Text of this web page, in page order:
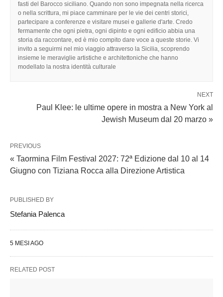
fasti del Barocco siciliano. Quando non sono impegnata nella ricerca
o nella scrittura, mi piace camminare per le vie dei centri storici,
partecipare a conferenze e visitare musei e gallerie d'arte. Credo
fermamente che ogni pietra, ogni dipinto e ogni edificio abbia una
storia da raccontare, ed è mio compito dare voce a queste storie. Vi
invito a seguirmi nel mio viaggio attraverso la Sicilia, scoprendo
insieme le meraviglie artistiche e architettoniche che hanno
modellato la nostra identità culturale
NEXT
Paul Klee: le ultime opere in mostra a New York al
Jewish Museum dal 20 marzo »
PREVIOUS
« Taormina Film Festival 2027: 72ª Edizione dal 10 al 14
Giugno con Tiziana Rocca alla Direzione Artistica
PUBLISHED BY
Stefania Palenca
5 MESI AGO
RELATED POST